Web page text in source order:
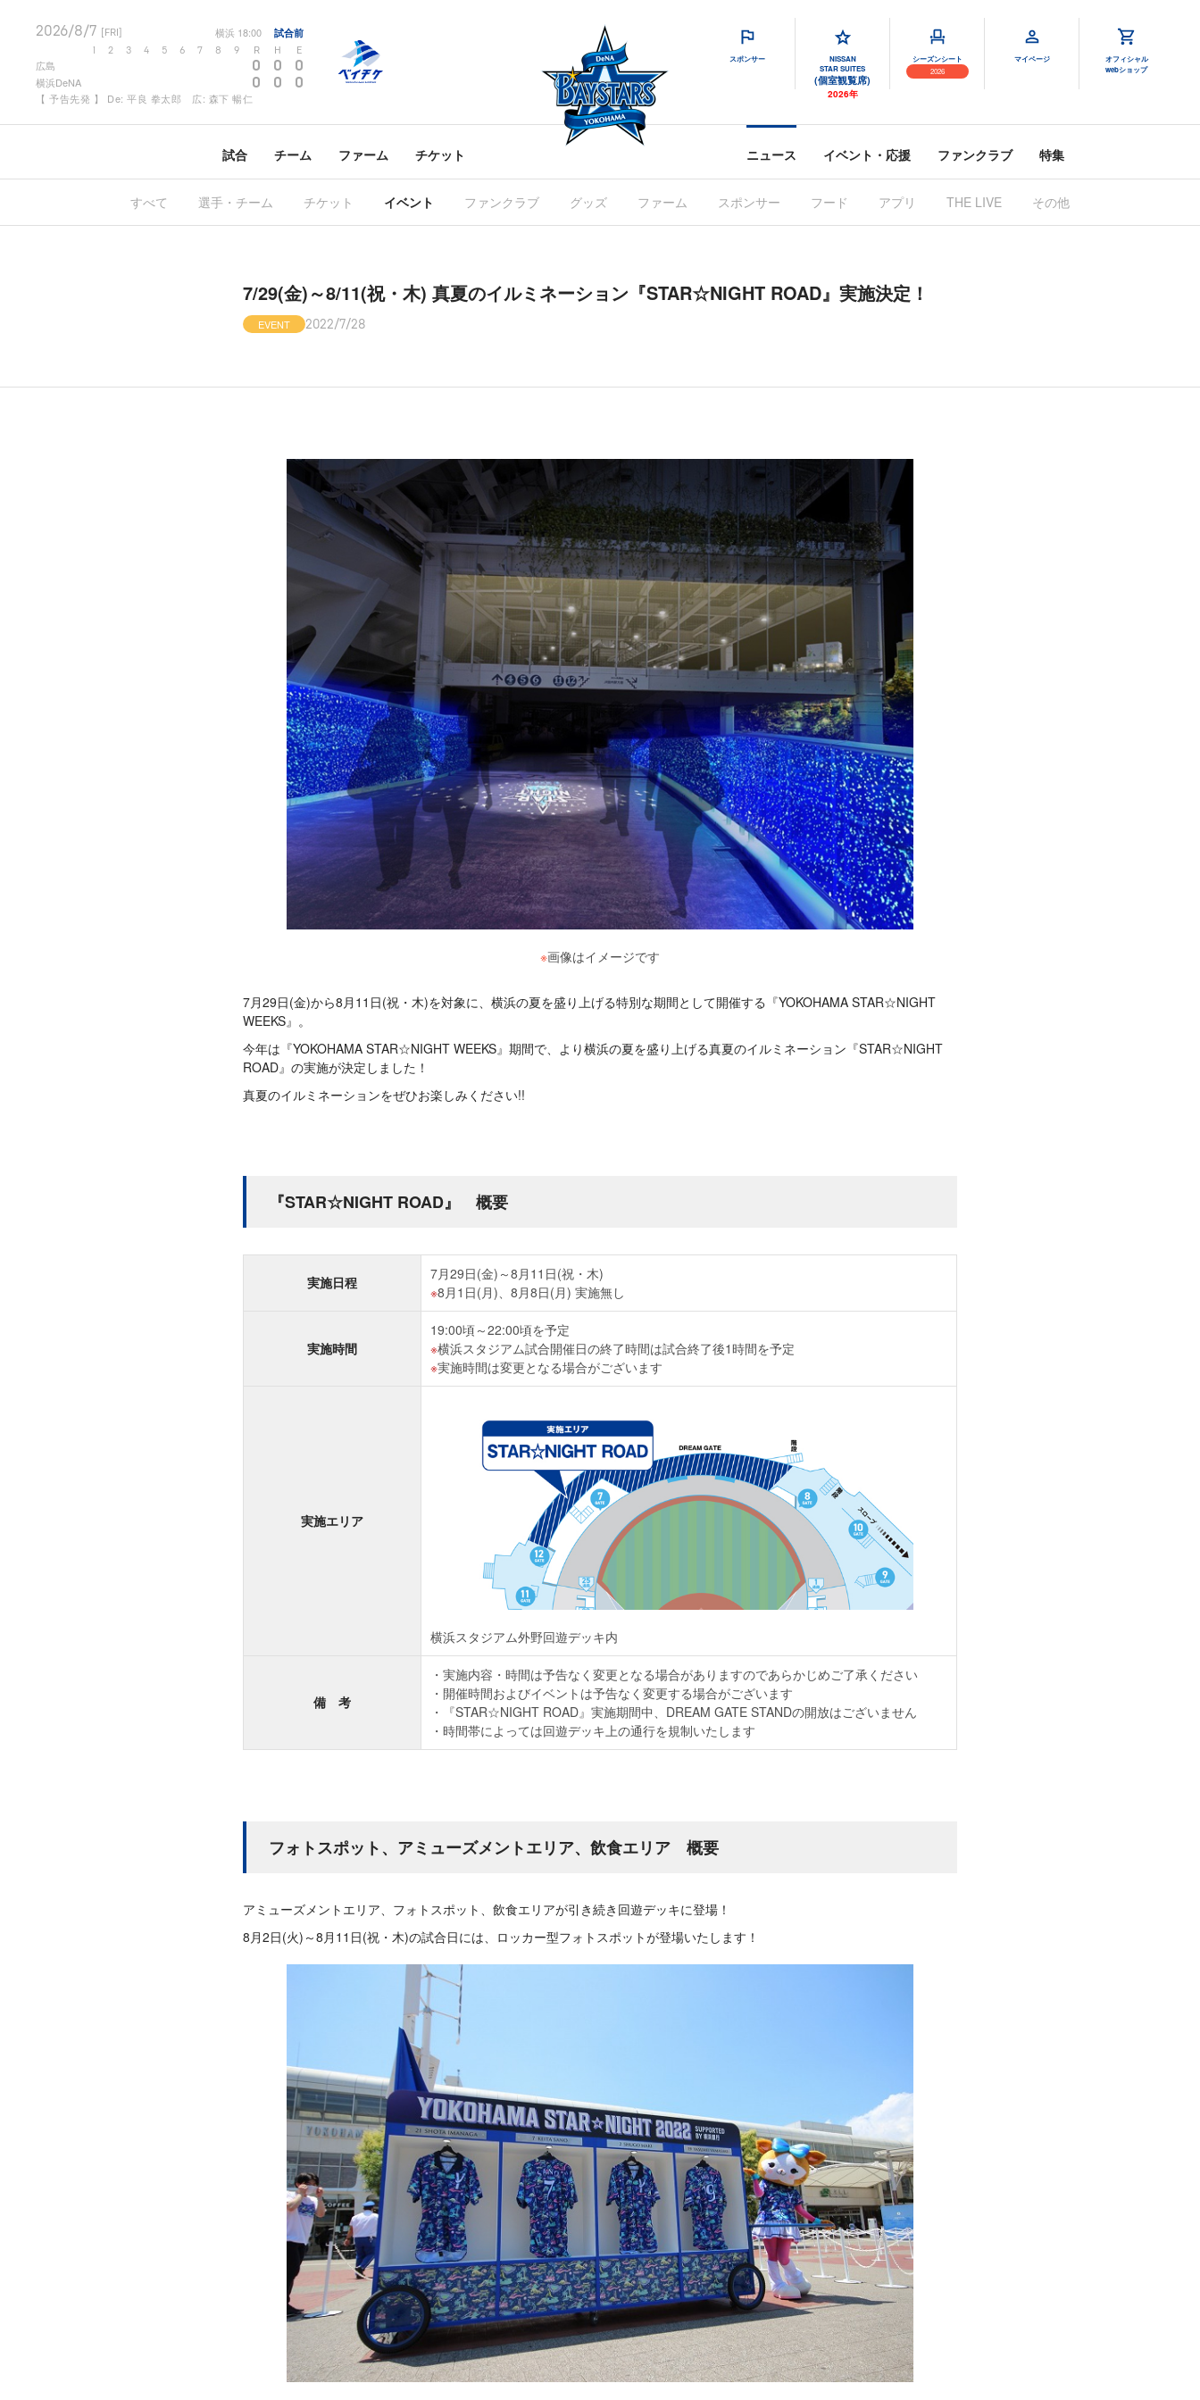
2026/8/7 [FRI] 横浜 18:00 試合前
2 3 4 5 6 7 8 9 R H E
広島 0 0 0
横浜DeNA 0 0 0
【 予告先発 】 De: 平良 拳太郎 広: 森下 暢仁
スポンサー
NISSAN
STAR SUITES
(個室観覧席)
2026年
シーズンシート
2026
マイページ
オフィシャル
webショップ
試合 チーム ファーム チケット ニュース イベント・応援 ファンクラブ 特集
すべて 選手・チーム チケット イベント ファンクラブ グッズ ファーム スポンサー フード アプリ THE LIVE その他
7/29(金)～8/11(祝・木) 真夏のイルミネーション『STAR☆NIGHT ROAD』実施決定！
EVENT 2022/7/28
※画像はイメージです
7月29日(金)から8月11日(祝・木)を対象に、横浜の夏を盛り上げる特別な期間として開催する『YOKOHAMA STAR☆NIGHT
WEEKS』。
今年は『YOKOHAMA STAR☆NIGHT WEEKS』期間で、より横浜の夏を盛り上げる真夏のイルミネーション『STAR☆NIGHT
ROAD』の実施が決定しました！
真夏のイルミネーションをぜひお楽しみください!!
『STAR☆NIGHT ROAD』 概要
実施日程
7月29日(金)～8月11日(祝・木)
8月1日(月)、8月8日(月) 実施無し
実施時間
19:00頃～22:00頃を予定
横浜スタジアム試合開催日の終了時間は試合終了後1時間を予定
実施時間は変更となる場合がございます
実施エリア
横浜スタジアム外野回遊デッキ内
備 考
実施内容・時間は予告なく変更となる場合がありますのであらかじめご了承ください
開催時間およびイベントは予告なく変更する場合がございます
『STAR☆NIGHT ROAD』実施期間中、DREAM GATE STANDの開放はございません
時間帯によっては回遊デッキ上の通行を規制いたします
フォトスポット、アミューズメントエリア、飲食エリア 概要
アミューズメントエリア、フォトスポット、飲食エリアが引き続き回遊デッキに登場！
8月2日(火)～8月11日(祝・木)の試合日には、ロッカー型フォトスポットが登場いたします！